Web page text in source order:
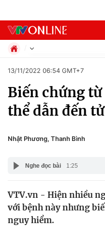
Chuyên mục
Chính trị
Xã hội
Y tế
Xã hội
Pháp luật
Kinh tế
Thể thao
Văn hóa - Giải trí
Đời sống
Giáo dục
13/11/2022 06:54 GMT+7
Biến chứng
thể dẫn đến
Nhật Phương, Thanh Bình
Nghe đọc bài 1:25
VTV.vn - Hiện nhiều
với bệnh này nhưng
nguy hiểm.